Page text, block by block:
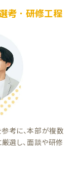
考・研修工程
考に、本部が複数
選し、面談や研修